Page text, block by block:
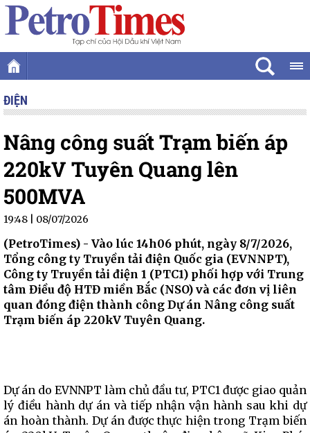
ĐIỆN
Nâng công suất Trạm biến áp
220kV Tuyên Quang lên
500MVA
19:48 | 08/07/2026
(PetroTimes) - Vào lúc 14h06 phút, ngày 8/7/2026,
Tổng công ty Truyền tải điện Quốc gia (EVNNPT),
Công ty Truyền tải điện 1 (PTC1) phối hợp với Trung
tâm Điều độ HTĐ miền Bắc (NSO) và các đơn vị liên
quan đóng điện thành công Dự án Nâng công suất
Trạm biến áp 220kV Tuyên Quang.
Dự án do EVNNPT làm chủ đầu tư, PTC1 được giao quản
lý điều hành dự án và tiếp nhận vận hành sau khi dự
án hoàn thành. Dự án được thực hiện trong Trạm biến